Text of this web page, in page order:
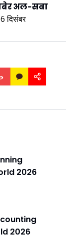
अल-सबा
दिसंबर
2026
2026